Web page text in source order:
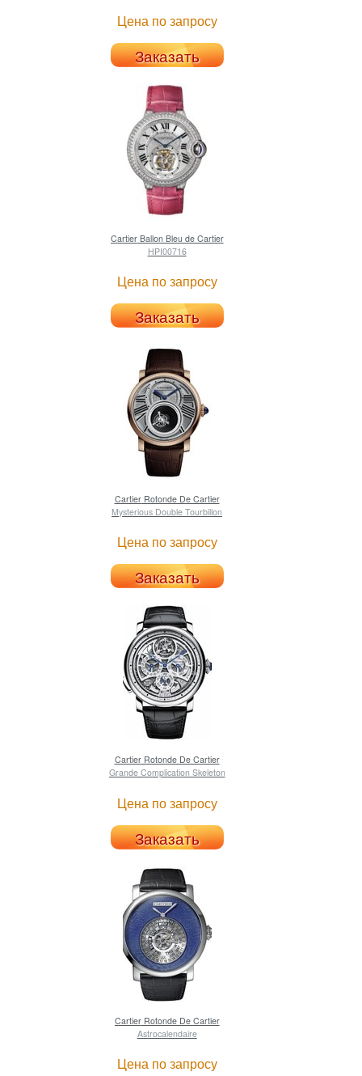
Цена по запросу
Заказать
CartierBallon Bleu de Cartier
HPI00716
Цена по запросу
Заказать
CartierRotonde De Cartier
Mysterious Double Tourbillon
Цена по запросу
Заказать
CartierRotonde De Cartier
Grande Complication Skeleton
Цена по запросу
Заказать
CartierRotonde De Cartier
Astrocalendaire
Цена по запросу